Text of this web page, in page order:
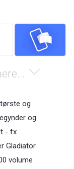
og
og
- fx
Gladiator
volume